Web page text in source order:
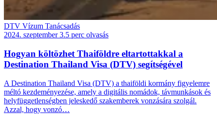
DTV Vízum Tanácsadás
2024. szeptember 3.5 perc olvasás
Hogyan költözhet Thaiföldre eltartottakkal a
Destination Thailand Visa (DTV) segítségével
A Destination Thailand Visa (DTV) a thaiföldi kormány figyelemre
méltó kezdeményezése, amely a digitális nomádok, távmunkások és
helyfüggetlenségben jeleskedő szakemberek vonzására szolgál.
Azzal, hogy vonzó…